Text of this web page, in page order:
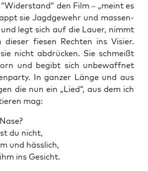
den Film – „meint es
sie Jagd­ge­wehr und mas­sen­
legt sich auf die Lau­er, nimmt
die­ser fie­sen Rech­ten ins Visier.
nicht abdrü­cken. Sie schmeißt
und begibt sich unbe­waff­net
In gan­zer Län­ge und aus
die nun ein „Lied“, aus dem ich
mag:
du nicht,
und hässlich,
ins Gesicht.